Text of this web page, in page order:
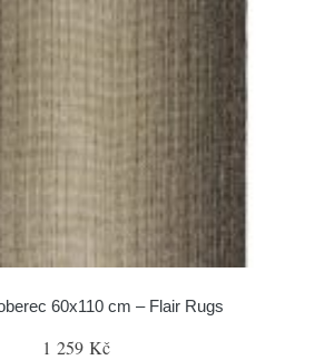
60x110 cm – Flair Rugs
1 259 Kč